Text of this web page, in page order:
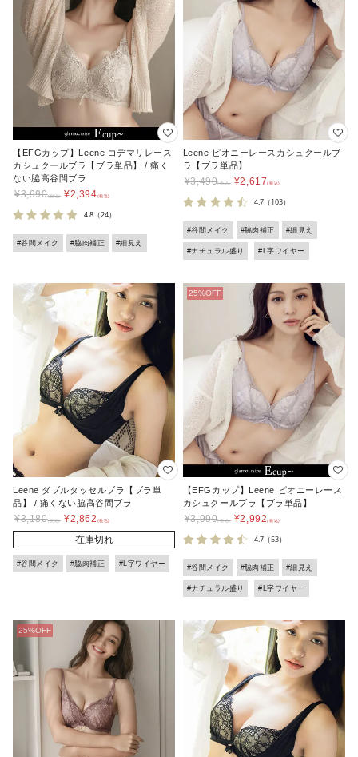
【EFGカップ】Leene コデマリレース
カシュクールブラ【ブラ単品】 / 痛く
ない脇高谷間ブラ
¥3,990 ¥2,394
4.8 （24）
#谷間メイク #脇肉補正 #細見え
Leene ピオニーレースカシュクールブ
ラ【ブラ単品】
¥3,490 ¥2,617
4.7（103）
#谷間メイク #脇肉補正 #細見え
#ナチュラル盛り #L字ワイヤー
Leene ダブルタッセルブラ【ブラ単
品】 / 痛くない脇高谷間ブラ
¥3,180 ¥2,862
在庫切れ
#谷間メイク #脇肉補正 #L字ワイヤー
【EFGカップ】Leene ピオニーレース
カシュクールブラ【ブラ単品】
¥3,990 ¥2,992
4.7（53）
#谷間メイク #脇肉補正 #細見え
#ナチュラル盛り #L字ワイヤー